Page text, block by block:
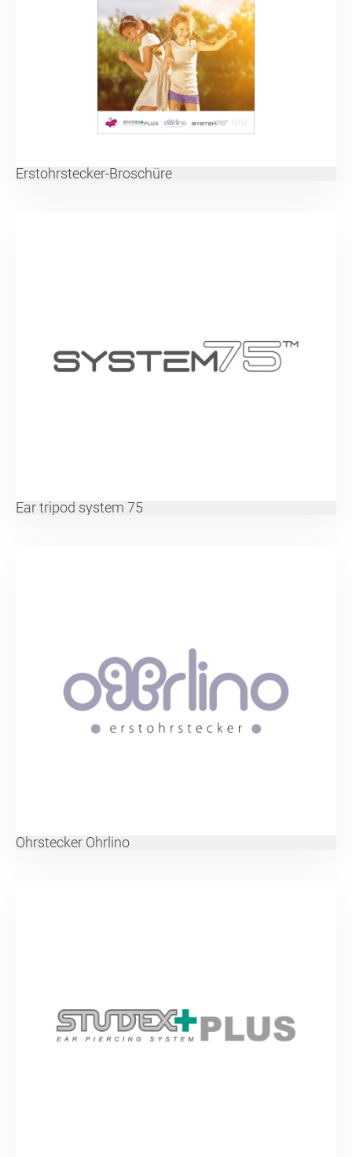
Erstohrstecker-Broschüre
Ear tripod system 75
Ohrstecker Ohrlino